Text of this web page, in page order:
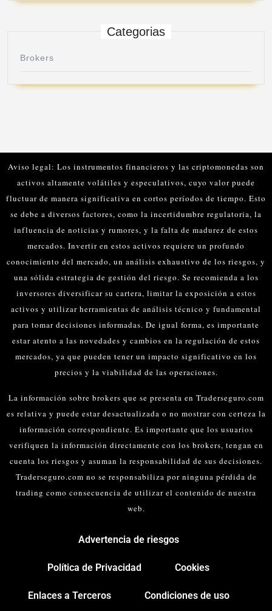
Categorias
Brokers
Aviso legal: Los instrumentos financieros y las criptomonedas son
activos altamente volátiles y especulativos, cuyo valor puede
fluctuar de manera significativa en cortos períodos de tiempo. Esto
se debe a diversos factores, como la incertidumbre regulatoria, la
influencia de noticias y rumores, y la falta de madurez de estos
mercados. Invertir en estos activos requiere un profundo
conocimiento del mercado, un análisis exhaustivo de los riesgos, y
una sólida estrategia de gestión del riesgo. Se recomienda a los
inversores diversificar su cartera, limitar la exposición a estos
activos y utilizar herramientas de análisis técnico y fundamental
para tomar decisiones informadas. De igual forma, es importante
estar atento a las novedades y cambios en la regulación de estos
mercados, ya que pueden tener un impacto significativo en los
precios y la viabilidad de las operaciones.
La información sobre brokers que se presenta en Traderseguro.com
es relativa y puede estar desactualizada o no mostrar con certeza la
información correspondiente. Es importante que los usuarios
verifiquen la información directamente con los brokers, tengan en
cuenta los riesgos y asuman la responsabilidad de sus decisiones.
Traderseguro.com no se responsabiliza por ninguna pérdida de
trading como consecuencia de utilizar el contenido de nuestra
web.
Advertencia de riesgos
Política de Privacidad Cookies
Enlaces a Terceros Condiciones de uso